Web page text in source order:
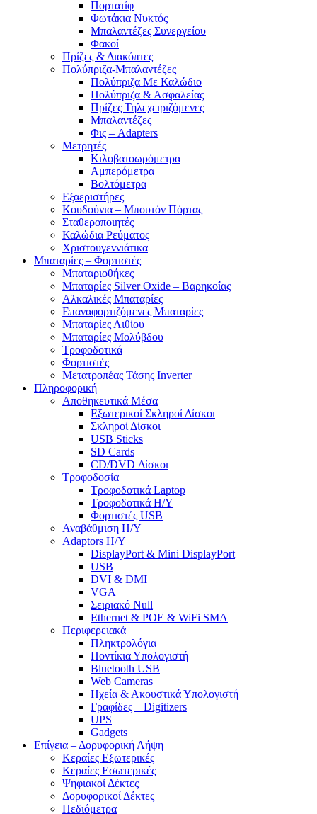
Πορτατίφ
Φωτάκια Νυκτός
Μπαλαντέζες Συνεργείου
Φακοί
Πρίζες & Διακόπτες
Πολύπριζα-Μπαλαντέζες
Πολύπριζα Με Καλώδιο
Πολύπριζα & Ασφαλείας
Πρίζες Τηλεχειριζόμενες
Μπαλαντέζες
Φις – Adapters
Μετρητές
Κιλοβατοωρόμετρα
Αμπερόμετρα
Βολτόμετρα
Εξαεριστήρες
Κουδούνια – Μπουτόν Πόρτας
Σταθεροποιητές
Καλώδια Ρεύματος
Χριστουγεννιάτικα
Μπαταρίες – Φορτιστές
Μπαταριοθήκες
Μπαταρίες Silver Oxide – Βαρηκοΐας
Αλκαλικές Μπαταρίες
Επαναφορτιζόμενες Μπαταρίες
Μπαταρίες Λιθίου
Μπαταρίες Μολύβδου
Τροφοδοτικά
Φορτιστές
Μετατροπέας Τάσης Inverter
Πληροφορική
Αποθηκευτικά Μέσα
Εξωτερικοί Σκληροί Δίσκοι
Σκληροί Δίσκοι
USB Sticks
SD Cards
CD/DVD Δίσκοι
Τροφοδοσία
Τροφοδοτικά Laptop
Τροφοδοτικά Η/Υ
Φορτιστές USB
Αναβάθμιση Η/Υ
Adaptors Η/Υ
DisplayPort & Mini DisplayPort
USB
DVI & DMI
VGA
Σειριακό Null
Ethernet & POE & WiFi SMA
Περιφερειακά
Πληκτρολόγια
Ποντίκια Υπολογιστή
Bluetooth USB
Web Cameras
Ηχεία & Ακουστικά Υπολογιστή
Γραφίδες – Digitizers
UPS
Gadgets
Επίγεια – Δορυφορική Λήψη
Κεραίες Εξωτερικές
Κεραίες Εσωτερικές
Ψηφιακοί Δέκτες
Δορυφορικοί Δέκτες
Πεδιόμετρα